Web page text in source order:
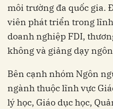
môi trường đa quốc gia.
viên phát triển trong
doanh nghiệp FDI,
không và giảng dạy
Bên cạnh nhóm Ngôn
ngành thuộc lĩnh vực
lý học, Giáo dục học,